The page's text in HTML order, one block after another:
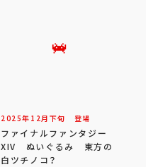
2025年 12 月 下旬 登場
ファイナルファンタジー
XIV ぬいぐるみ 東方の
白ツチノコ？